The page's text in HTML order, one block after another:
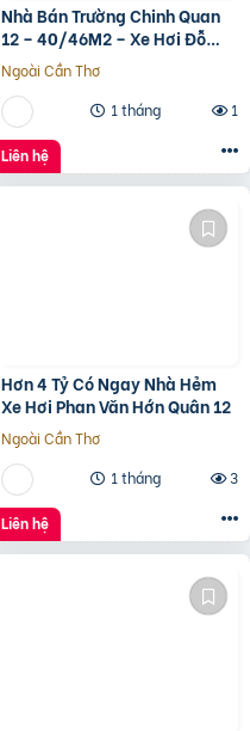
Nhà Bán Trường Chinh Quan
12 – 40/46M2 – Xe Hơi Đỗ
Cửa – 3.1 Tỷ
Ngoài Cần Thơ
1 tháng
1
Liên hệ
Hơn 4 Tỷ Có Ngay Nhà Hẻm
Xe Hơi Phan Văn Hớn Quân 12
Ngoài Cần Thơ
1 tháng
3
Liên hệ